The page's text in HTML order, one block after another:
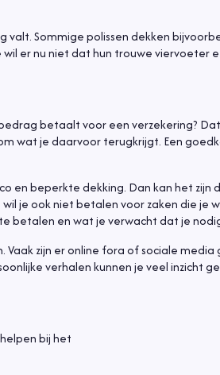
Sommige polissen dekken
er nu niet dat hun trouwe viervoeter
betaalt voor een verzekering?
wat je daarvoor terugkrijgt. Een
en beperkte dekking. Dan kan het zijn
je ook niet betalen voor zaken die je
betalen en wat je verwacht dat je
zijn er online fora of sociale
verhalen kunnen je veel inzicht
bij het